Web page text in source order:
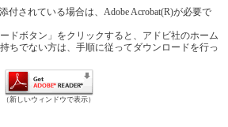
付されている場合は、Adobe Acrobat(R)が必要で
ドボタン」をクリックすると、アドビ社のホーム
ちでない方は、手順に従ってダウンロードを行っ
（新しいウィンドウで表示）